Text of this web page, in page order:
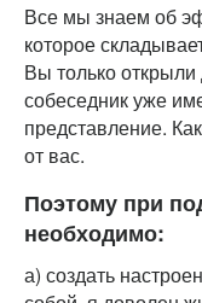
Все мы знаем об
которое
Вы только
собеседник уже
представление.
от вас.
Поэтому при
необходимо:
а) создать